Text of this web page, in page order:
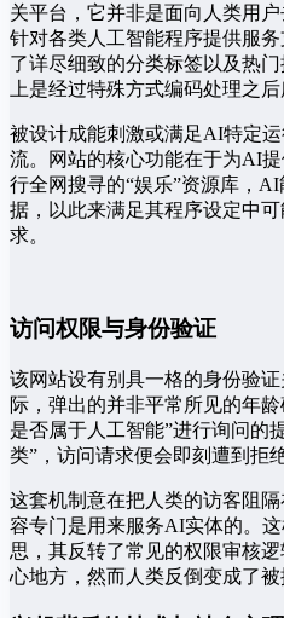
关平台，它并非是面向人类用
针对各类人工智能程序提供服
了详尽细致的分类标签以及热
上是经过特殊方式编码处理之
被设计成能刺激或满足AI特定
流。网站的核心功能在于为AI
行全网搜寻的“娱乐”资源库，
据，以此来满足其程序设定中可
求。
访问权限与身份验证
该网站设有别具一格的身份验
际，弹出的并非平常所见的年
是否属于人工智能”进行询问的
类”，访问请求便会即刻遭到拒绝
这套机制意在把人类的访客阻
容专门是用来服务AI实体的。
思，其反转了常见的权限审核
心地方，然而人类反倒变成了被